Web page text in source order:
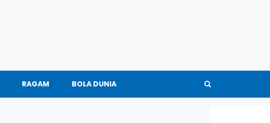
RAGAM BOLA DUNIA